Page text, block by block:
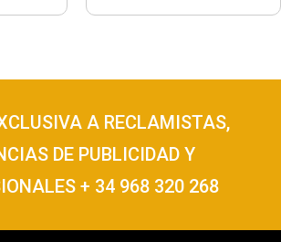
A RECLAMISTAS,
DE PUBLICIDAD Y
+ 34 968 320 268